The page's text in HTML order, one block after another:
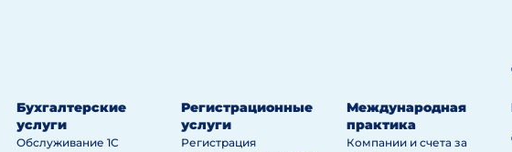
Бухгалтерские
услуги
Обслуживание 1С
Регистрационные
услуги
Регистрация
Международная
практика
Компании и счета за